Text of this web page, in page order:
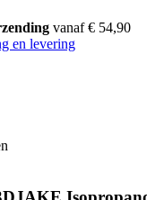
vanaf € 54,90
en levering